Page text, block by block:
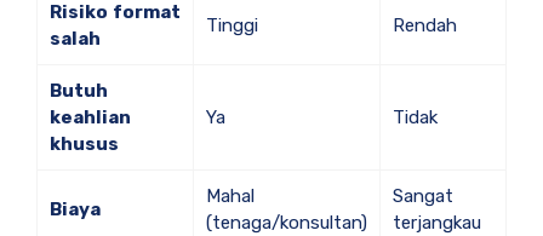
Risiko format
salah
Tinggi Rendah
Butuh
keahlian
khusus
Ya Tidak
Biaya
Mahal
(tenaga/konsultan)
Sangat
terjangkau